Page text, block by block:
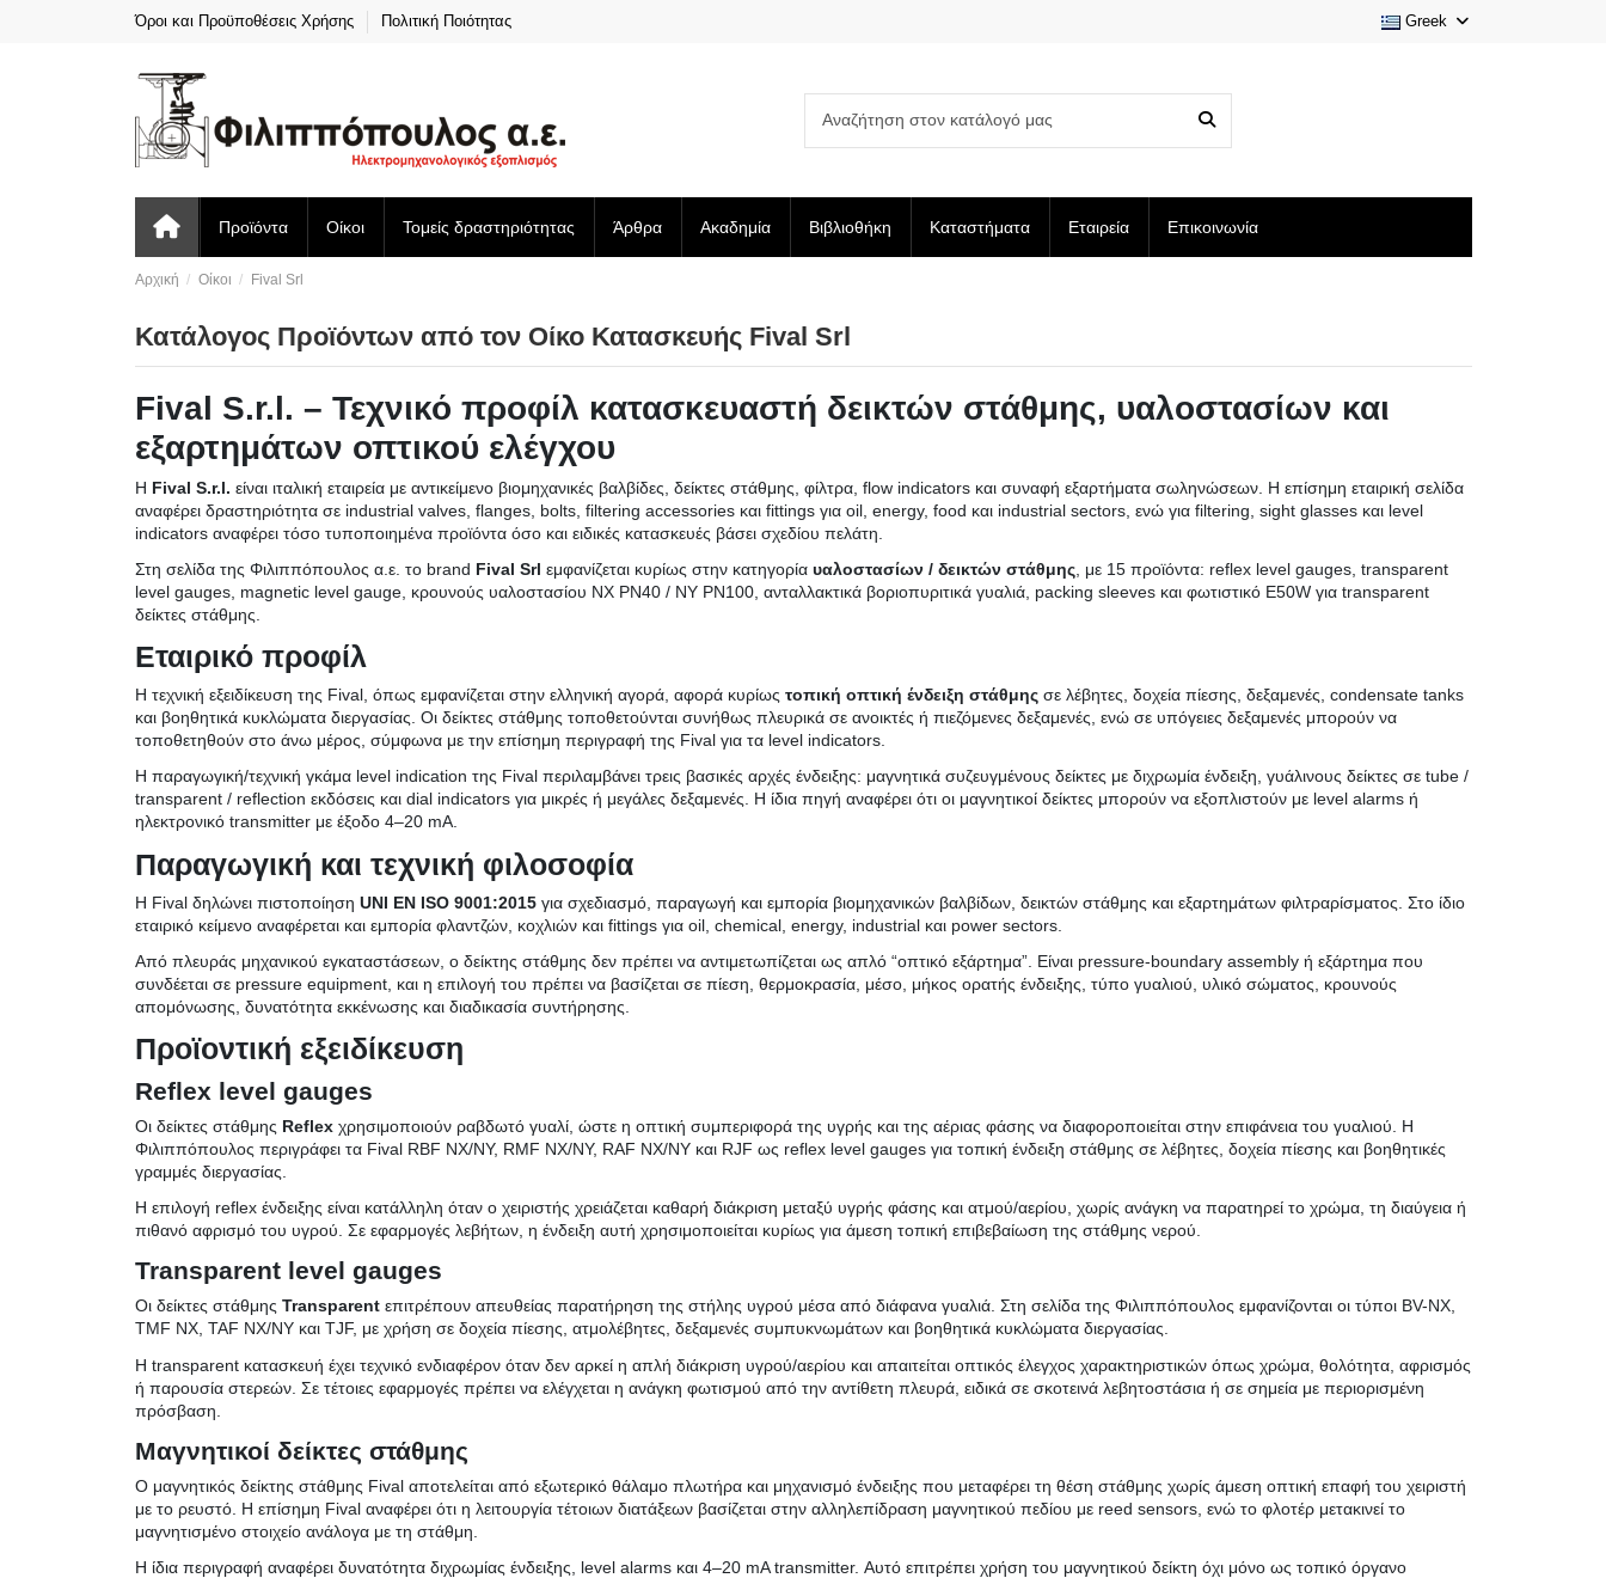
Όροι και Προϋποθέσεις Χρήσης Πολιτική Ποιότητας Greek
Προϊόντα Οίκοι Τομείς δραστηριότητας Άρθρα Ακαδημία Βιβλιοθήκη Καταστήματα Εταιρεία Επικοινωνία
Αρχική Οίκοι Fival Srl
Κατάλογος Προϊόντων από τον Οίκο Κατασκευής Fival Srl
Fival S.r.l. – Τεχνικό προφίλ κατασκευαστή δεικτών στάθμης, υαλοστασίων και
εξαρτημάτων οπτικού ελέγχου
Η Fival S.r.l. είναι ιταλική εταιρεία με αντικείμενο βιομηχανικές βαλβίδες, δείκτες στάθμης, φίλτρα, flow indicators και συναφή εξαρτήματα σωληνώσεων. Η επίσημη εταιρική σελίδα
αναφέρει δραστηριότητα σε industrial valves, flanges, bolts, filtering accessories και fittings για oil, energy, food και industrial sectors, ενώ για filtering, sight glasses και level
indicators αναφέρει τόσο τυποποιημένα προϊόντα όσο και ειδικές κατασκευές βάσει σχεδίου πελάτη.
Στη σελίδα της Φιλιππόπουλος α.ε. το brand Fival Srl εμφανίζεται κυρίως στην κατηγορία υαλοστασίων / δεικτών στάθμης, με 15 προϊόντα: reflex level gauges, transparent
level gauges, magnetic level gauge, κρουνούς υαλοστασίου NX PN40 / NY PN100, ανταλλακτικά βοριοπυριτικά γυαλιά, packing sleeves και φωτιστικό E50W για transparent
δείκτες στάθμης.
Εταιρικό προφίλ
Η τεχνική εξειδίκευση της Fival, όπως εμφανίζεται στην ελληνική αγορά, αφορά κυρίως τοπική οπτική ένδειξη στάθμηςσε λέβητες, δοχεία πίεσης, δεξαμενές, condensate tanks
και βοηθητικά κυκλώματα διεργασίας. Οι δείκτες στάθμης τοποθετούνται συνήθως πλευρικά σε ανοικτές ή πιεζόμενες δεξαμενές, ενώ σε υπόγειες δεξαμενές μπορούν να
τοποθετηθούν στο άνω μέρος, σύμφωνα με την επίσημη περιγραφή της Fival για τα level indicators.
Η παραγωγική/τεχνική γκάμα level indication της Fival περιλαμβάνει τρεις βασικές αρχές ένδειξης: μαγνητικά συζευγμένους δείκτες με διχρωμία ένδειξη, γυάλινους δείκτες σε tube /
transparent / reflection εκδόσεις και dial indicators για μικρές ή μεγάλες δεξαμενές. Η ίδια πηγή αναφέρει ότι οι μαγνητικοί δείκτες μπορούν να εξοπλιστούν με level alarms ή
ηλεκτρονικό transmitter με έξοδο 4–20 mA.
Παραγωγική και τεχνική φιλοσοφία
Η Fival δηλώνει πιστοποίηση UNI EN ISO 9001:2015για σχεδιασμό, παραγωγή και εμπορία βιομηχανικών βαλβίδων, δεικτών στάθμης και εξαρτημάτων φιλτραρίσματος. Στο ίδιο
εταιρικό κείμενο αναφέρεται και εμπορία φλαντζών, κοχλιών και fittings για oil, chemical, energy, industrial και power sectors.
Από πλευράς μηχανικού εγκαταστάσεων, ο δείκτης στάθμης δεν πρέπει να αντιμετωπίζεται ως απλό “οπτικό εξάρτημα”. Είναι pressure-boundary assembly ή εξάρτημα που
συνδέεται σε pressure equipment, και η επιλογή του πρέπει να βασίζεται σε πίεση, θερμοκρασία, μέσο, μήκος ορατής ένδειξης, τύπο γυαλιού, υλικό σώματος, κρουνούς
απομόνωσης, δυνατότητα εκκένωσης και διαδικασία συντήρησης.
Προϊοντική εξειδίκευση
Reflex level gauges
Οι δείκτες στάθμης Reflexχρησιμοποιούν ραβδωτό γυαλί, ώστε η οπτική συμπεριφορά της υγρής και της αέριας φάσης να διαφοροποιείται στην επιφάνεια του γυαλιού. Η
Φιλιππόπουλος περιγράφει τα Fival RBF NX/NY, RMF NX/NY, RAF NX/NY και RJF ως reflex level gauges για τοπική ένδειξη στάθμης σε λέβητες, δοχεία πίεσης και βοηθητικές
γραμμές διεργασίας.
Η επιλογή reflex ένδειξης είναι κατάλληλη όταν ο χειριστής χρειάζεται καθαρή διάκριση μεταξύ υγρής φάσης και ατμού/αερίου, χωρίς ανάγκη να παρατηρεί το χρώμα, τη διαύγεια ή
πιθανό αφρισμό του υγρού. Σε εφαρμογές λεβήτων, η ένδειξη αυτή χρησιμοποιείται κυρίως για άμεση τοπική επιβεβαίωση της στάθμης νερού.
Transparent level gauges
Οι δείκτες στάθμης Transparentεπιτρέπουν απευθείας παρατήρηση της στήλης υγρού μέσα από διάφανα γυαλιά. Στη σελίδα της Φιλιππόπουλος εμφανίζονται οι τύποι BV-NX,
TMF NX, TAF NX/NY και TJF, με χρήση σε δοχεία πίεσης, ατμολέβητες, δεξαμενές συμπυκνωμάτων και βοηθητικά κυκλώματα διεργασίας.
Η transparent κατασκευή έχει τεχνικό ενδιαφέρον όταν δεν αρκεί η απλή διάκριση υγρού/αερίου και απαιτείται οπτικός έλεγχος χαρακτηριστικών όπως χρώμα, θολότητα, αφρισμός
ή παρουσία στερεών. Σε τέτοιες εφαρμογές πρέπει να ελέγχεται η ανάγκη φωτισμού από την αντίθετη πλευρά, ειδικά σε σκοτεινά λεβητοστάσια ή σε σημεία με περιορισμένη
πρόσβαση.
Μαγνητικοί δείκτες στάθμης
Ο μαγνητικός δείκτης στάθμης Fival αποτελείται από εξωτερικό θάλαμο πλωτήρα και μηχανισμό ένδειξης που μεταφέρει τη θέση στάθμης χωρίς άμεση οπτική επαφή του χειριστή
με το ρευστό. Η επίσημη Fival αναφέρει ότι η λειτουργία τέτοιων διατάξεων βασίζεται στην αλληλεπίδραση μαγνητικού πεδίου με reed sensors, ενώ το φλοτέρ μετακινεί το
μαγνητισμένο στοιχείο ανάλογα με τη στάθμη.
Η ίδια περιγραφή αναφέρει δυνατότητα διχρωμίας ένδειξης, level alarms και 4–20 mA transmitter. Αυτό επιτρέπει χρήση του μαγνητικού δείκτη όχι μόνο ως τοπικό όργανο